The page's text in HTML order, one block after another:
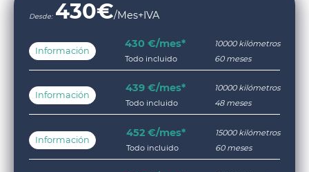
Desde: 430€/Mes+IVA
Información
430 €/mes*
Todo incluido
10000 kilómetros
60 meses
Información
439 €/mes*
Todo incluido
10000 kilómetros
48 meses
Información
452 €/mes*
Todo incluido
15000 kilómetros
60 meses